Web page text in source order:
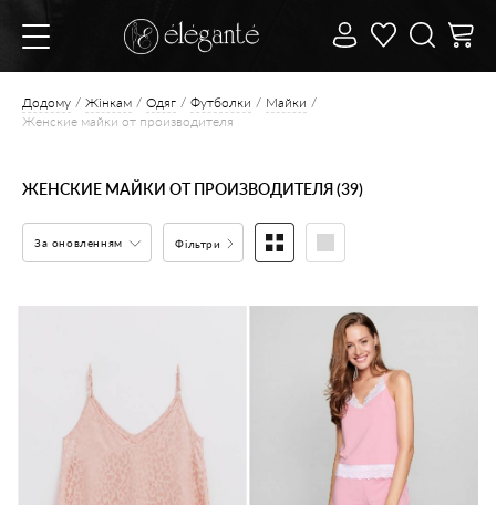
Додому Жінкам Одяг Футболки
Майки
Женские майки от производителя
ЖЕНСКИЕ МАЙКИ ОТ ПРОИЗВОДИТЕЛЯ (39)
За оновленням Фільтри